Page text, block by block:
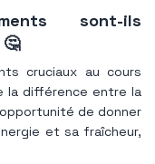
sont-ils
cruciaux au cours
la différence entre la
de donner
et sa fraîcheur,